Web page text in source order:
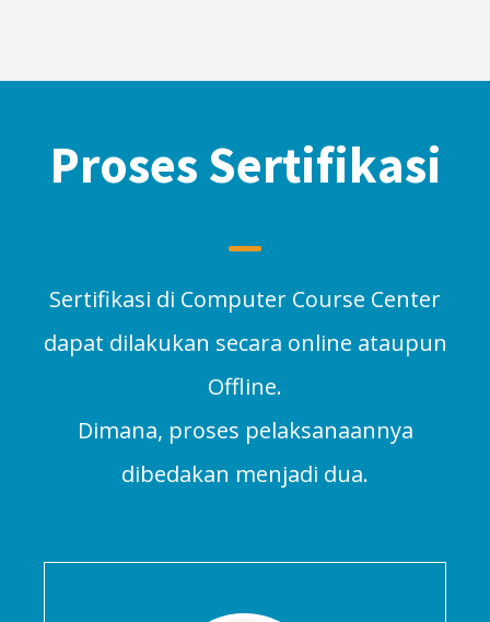
Proses Sertifikasi
Sertifikasi di Computer Course Center
dapat dilakukan secara online ataupun
Offline.
Dimana, proses pelaksanaannya
dibedakan menjadi dua.